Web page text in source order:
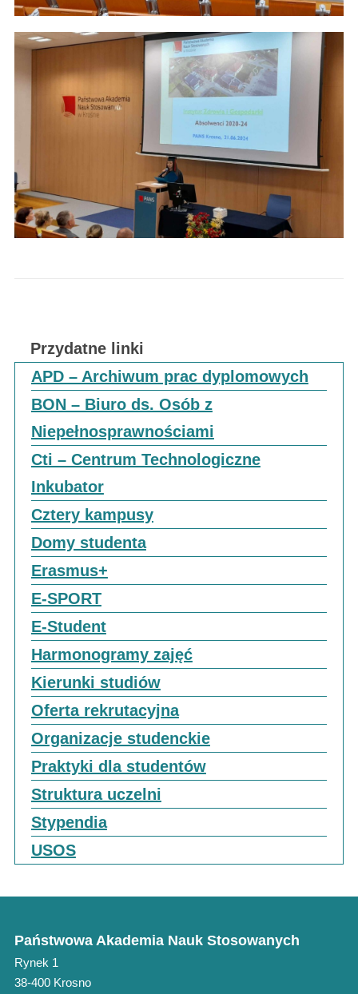
Przydatne linki
APD – Archiwum prac dyplomowych
BON – Biuro ds. Osób z
Niepełnosprawnościami
Cti – Centrum Technologiczne
Inkubator
Cztery kampusy
Domy studenta
Erasmus+
E-SPORT
E-Student
Harmonogramy zajęć
Kierunki studiów
Oferta rekrutacyjna
Organizacje studenckie
Praktyki dla studentów
Struktura uczelni
Stypendia
USOS
Państwowa Akademia Nauk Stosowanych
Rynek 1
38-400 Krosno